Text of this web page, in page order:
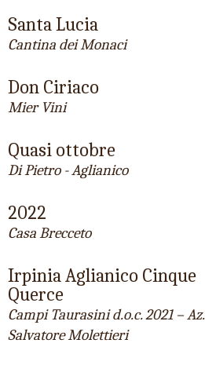
Santa Lucia
Cantina dei Monaci
Don Ciriaco
Mier Vini
Quasi ottobre
Di Pietro - Aglianico
2022
Casa Brecceto
Irpinia Aglianico Cinque
Querce
Campi Taurasini d.o.c. 2021 – Az.
Salvatore Molettieri